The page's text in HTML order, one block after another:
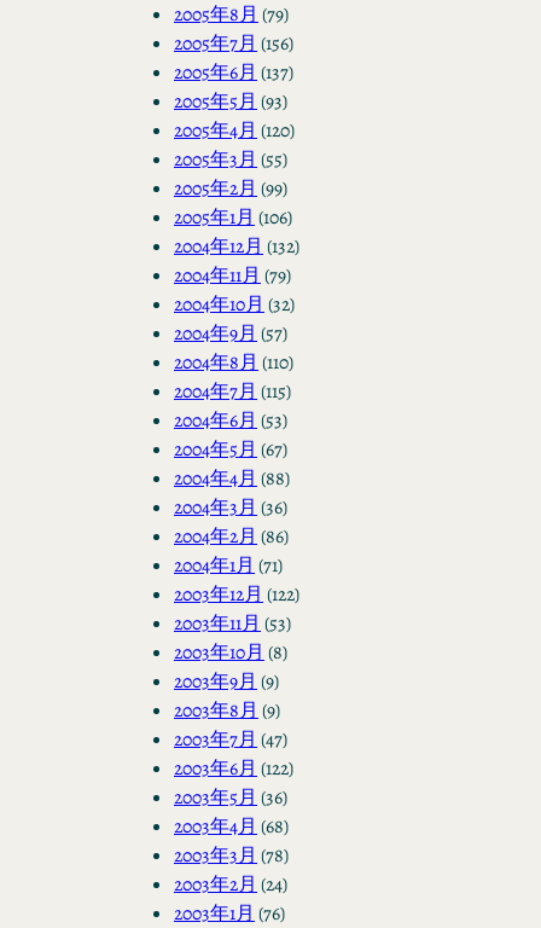
2005年8月 (79)
2005年7月 (156)
2005年6月 (137)
2005年5月 (93)
2005年4月 (120)
2005年3月 (55)
2005年2月 (99)
2005年1月 (106)
2004年12月 (132)
2004年11月 (79)
2004年10月 (32)
2004年9月 (57)
2004年8月 (110)
2004年7月 (115)
2004年6月 (53)
2004年5月 (67)
2004年4月 (88)
2004年3月 (36)
2004年2月 (86)
2004年1月 (71)
2003年12月 (122)
2003年11月 (53)
2003年10月 (8)
2003年9月 (9)
2003年8月 (9)
2003年7月 (47)
2003年6月 (122)
2003年5月 (36)
2003年4月 (68)
2003年3月 (78)
2003年2月 (24)
2003年1月 (76)